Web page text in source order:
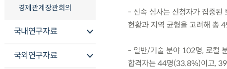
경제관계장관회의
국내연구자료
국외연구자료
- 신속 심사는 신청자가 집중된
현황과 지역 균형을 고려해 총
- 일반/기술 분야 102명, 로컬
합격자는 44명(33.8%)이고,